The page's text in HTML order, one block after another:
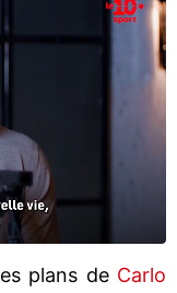
plans de Carlo